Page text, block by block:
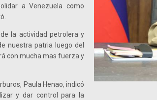
a Venezuela como
la actividad petrolera y
nuestra patria luego del
con mucha mas fuerza y
Paula Henao, indicó
y dar control para la